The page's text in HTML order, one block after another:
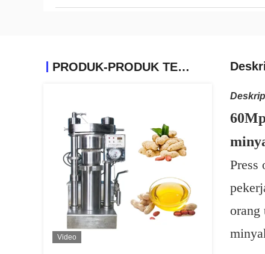
PRODUK-PRODUK TERKAIT
Video
Press
orang